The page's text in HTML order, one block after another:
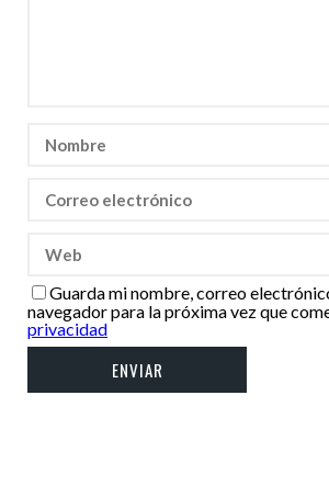
Guarda mi nombre, correo
navegador para la próxima vez que
privacidad